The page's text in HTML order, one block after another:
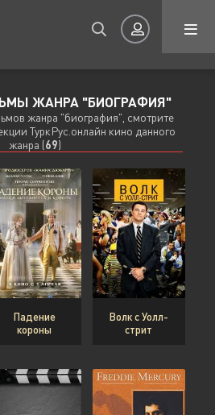
НА САЙТ
Восстановить пароль
ЖАНРА "БИОГРАФИЯ"
жанра "биография", смотрите
ТуркРус.онлайн кино данного
жанра (69)
Падение
короны
Волк с Уолл-
стрит